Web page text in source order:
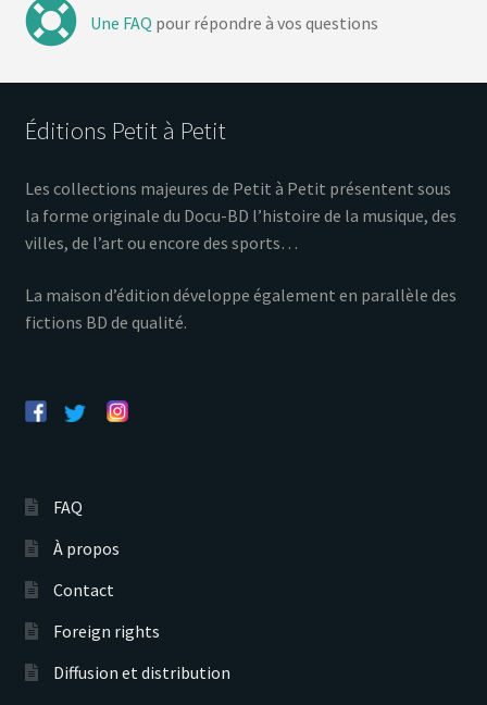
Une FAQ pour répondre à vos questions
Éditions Petit à Petit
Les collections majeures de Petit à Petit présentent sous
la forme originale du Docu-BD l’histoire de la musique, des
villes, de l’art ou encore des sports…
La maison d’édition développe également en parallèle des
fictions BD de qualité.
FAQ
À propos
Contact
Foreign rights
Diffusion et distribution